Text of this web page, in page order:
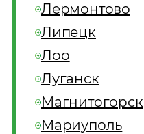
Лермонтово
Липецк
Лоо
Луганск
Магнитогорск
Мариуполь